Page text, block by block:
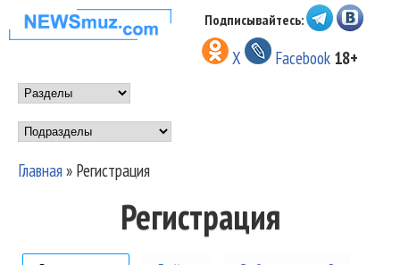
Перейти к основному
содержанию
НОВОСТИ
МУЗЫКИ И
ШОУ БИЗНЕСА
NEWSMUZ.COM
Подписывайтесь:
X Facebook 18+
Main menu
Подразделы
Главная» Регистрация
Регистрация